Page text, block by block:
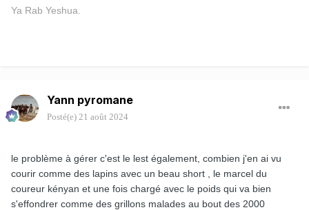
Ya Rab Yeshua.
Yann pyromane
Posté(e) 21 août 2024
le problème à gérer c'est le lest également, combien j'en ai vu
courir comme des lapins avec un beau short , le marcel du
coureur kényan et une fois chargé avec le poids qui va bien
s'effondrer comme des grillons malades au bout des 2000